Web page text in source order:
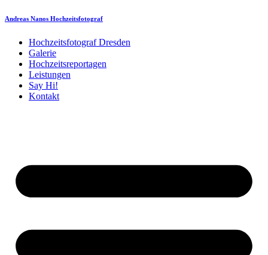
Andreas Nanos Hochzeitsfotograf
Hochzeitsfotograf Dresden
Galerie
Hochzeitsreportagen
Leistungen
Say Hi!
Kontakt